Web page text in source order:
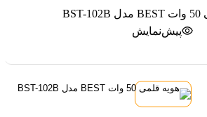
پیش‌نمایش